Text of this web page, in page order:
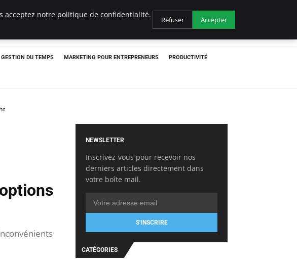
GESTION DU TEMPS MARKETING POUR ENTREPRENEURS PRODUCTIVITÉ
NEWSLETTER
Inscrivez-vous pour recevoir nos
derniers articles directement dans
votre boîte mail.
S'INSCRIRE
CATÉGORIES
acceptez notre politique de confidentialité.
Refuser Accepter